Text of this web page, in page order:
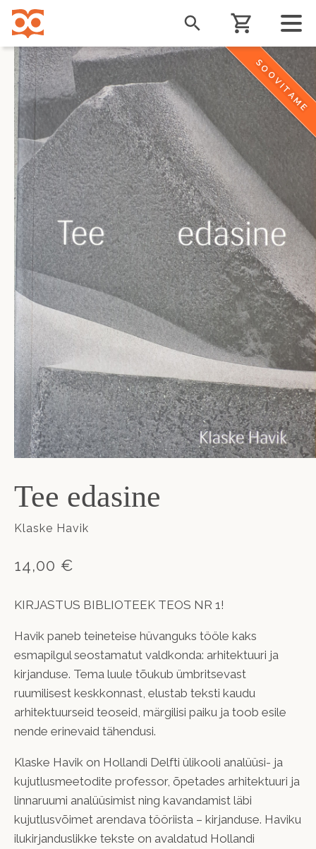
Liigu
edasi
põhisisu
juurde
SOOVITAME
Tee edasine
Klaske Havik
14,00 €
KIRJASTUS BIBLIOTEEK TEOS NR 1!
Havik paneb teineteise hüvanguks tööle kaks
esmapilgul seostamatut valdkonda: arhitektuuri ja
kirjanduse. Tema luule tõukub ümbritsevast
ruumilisest keskkonnast, elustab teksti kaudu
arhitektuurseid teoseid, märgilisi paiku ja toob esile
nende erinevaid tähendusi.
Klaske Havik on Hollandi Delfti ülikooli analüüsi- ja
kujutlusmeetodite professor, õpetades arhitektuuri ja
linnaruumi analüüsimist ning kavandamist läbi
kujutlusvõimet arendava tööriista – kirjanduse. Haviku
ilukirjanduslikke tekste on avaldatud Hollandi